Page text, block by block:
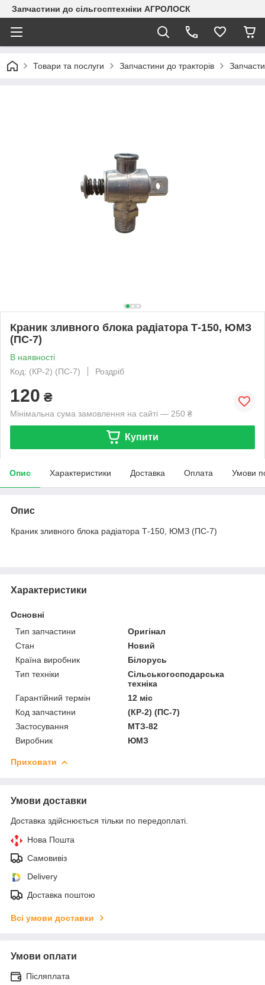
Запчастини до сільгосптехніки АГРОЛОСК
Товари та послуги Запчастини до тракторів
Краник зливного блока радіатора Т-150, ЮМЗ
(ПС-7)
В наявності
Код: (КР-2) (ПС-7)
Роздріб
120 ₴
Мінімальна сума замовлення на сайті — 250 ₴
Купити
Опис Характеристики Доставка Оплата Умови
Опис
Краник зливного блока радіатора Т-150, ЮМЗ (ПС-7)
Характеристики
Основні
Тип запчастини
Оригінал
Стан
Новий
Країна виробник
Білорусь
Тип техніки
Сільськогосподарська
техніка
Гарантійний термін
12 міс
Код запчастини
(КР-2) (ПС-7)
Застосування
МТЗ-82
Виробник
ЮМЗ
Приховати
Умови доставки
Доставка здійснюється тільки по передоплаті.
Нова Пошта
Самовивіз
Delivery
Доставка поштою
Всі умови доставки
Умови оплати
Післяплата